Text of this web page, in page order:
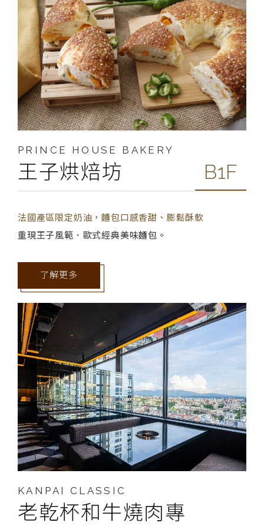
PRINCE HOUSE BAKERY
王子烘焙坊 B1F
法國產區限定奶油，麵包口感香甜、膨鬆酥軟
重現王子風範．歐式經典美味麵包。
了解更多
KANPAI CLASSIC
老乾杯和牛燒肉專